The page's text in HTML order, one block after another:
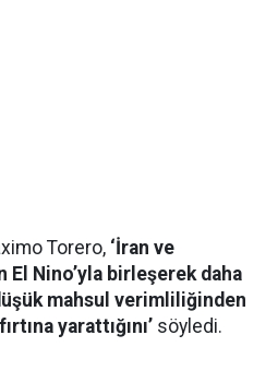
Torero, ‘İran ve
El Nino’yla birleşerek daha
mahsul verimliliğinden
yarattığını’ söyledi.